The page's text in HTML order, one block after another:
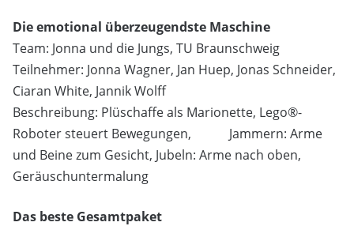
Die emotional überzeugendste Maschine
Team: Jonna und die Jungs, TU Braunschweig
Teilnehmer: Jonna Wagner, Jan Huep, Jonas Schneider,
Ciaran White, Jannik Wolff
Beschreibung: Plüschaffe als Marionette, Lego®-
Roboter steuert Bewegungen, Jammern: Arme
und Beine zum Gesicht, Jubeln: Arme nach oben,
Geräuschuntermalung
Das beste Gesamtpaket